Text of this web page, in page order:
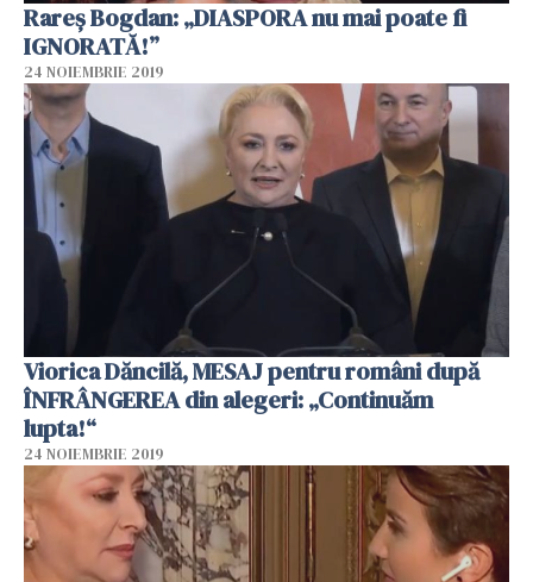
Rareș Bogdan: „DIASPORA nu mai poate fi
IGNORATĂ!”
24 NOIEMBRIE 2019
Viorica Dăncilă, MESAJ pentru români după
ÎNFRÂNGEREA din alegeri: „Continuăm
lupta!“
24 NOIEMBRIE 2019